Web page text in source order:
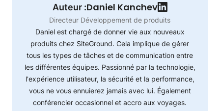
Auteur :Daniel Kanchev
Directeur Développement de produits
Daniel est chargé de donner vie aux nouveaux
produits chez SiteGround. Cela implique de gérer
tous les types de tâches et de communication entre
les différentes équipes. Passionné par la technologie,
l'expérience utilisateur, la sécurité et la performance,
vous ne vous ennuierez jamais avec lui. Également
conférencier occasionnel et accro aux voyages.